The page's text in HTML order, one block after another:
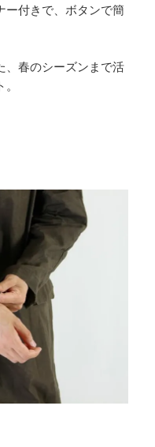
ー付きで、ボタンで簡
、春のシーズンまで活